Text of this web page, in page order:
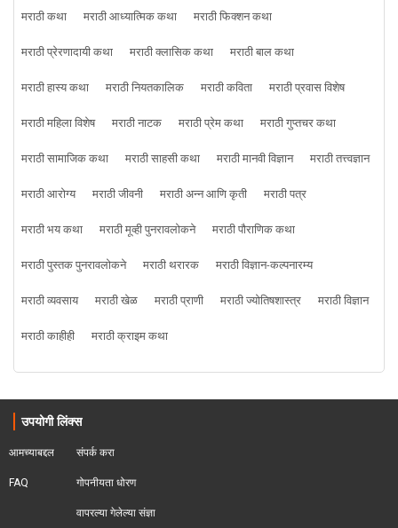
मराठी कथा मराठी आध्यात्मिक कथा
मराठी फिक्शन कथा
मराठी प्रेरणादायी कथा
मराठी क्लासिक कथा
मराठी बाल कथा
मराठी हास्य कथा
मराठी नियतकालिक मराठी कविता
मराठी प्रवास विशेष
मराठी महिला विशेष
मराठी नाटक मराठी प्रेम कथा
मराठी गुप्तचर कथा
मराठी सामाजिक कथा
मराठी साहसी कथा मराठी मानवी विज्ञान
मराठी तत्त्वज्ञान
मराठी आरोग्य
मराठी जीवनी मराठी अन्न आणि कृती
मराठी पत्र
मराठी भय कथा
मराठी मूव्ही पुनरावलोकने
मराठी पौराणिक कथा
मराठी पुस्तक पुनरावलोकने
मराठी थरारक
मराठी विज्ञान-कल्पनारम्य
मराठी व्यवसाय
मराठी खेळ मराठी प्राणी मराठी ज्योतिषशास्त्र
मराठी विज्ञान
मराठी काहीही
मराठी क्राइम कथा
उपयोगी लिंक्स
आमच्याबद्दल
FAQ
संपर्क करा
गोपनीयता धोरण
वापरल्या गेलेल्या संज्ञा